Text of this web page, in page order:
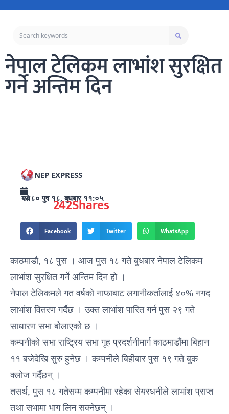
नेपाल टेलिकम लाभांश सुरक्षित
गर्ने अन्तिम दिन
NEP EXPRESS
२०८० पुष १८, बुधबार ११:०५ गते Shares
242
Facebook Twitter WhatsApp
काठमाडौ, १८ पुस । आज पुस १८ गते बुधबार नेपाल टेलिकम
लाभांश सुरक्षित गर्ने अन्तिम दिन हो ।
नेपाल टेलिकमले गत वर्षको नाफाबाट लगानीकर्तालाई ४०% नगद
लाभांश वितरण गर्दैछ । उक्त लाभांश पारित गर्न पुस २९ गते
साधारण सभा बोलाएको छ ।
कम्पनीको सभा राष्ट्रिय सभा गृह प्रदर्शनीमार्ग काठमाडौंमा बिहान
११ बजेदेखि सुरु हुनेछ । कम्पनीले बिहीबार पुस १९ गते बुक
क्लोज गर्दैछन् ।
तसर्थ, पुस १८ गतेसम्म कम्पनीमा रहेका सेयरधनीले लाभांश प्राप्त
तथा सभामा भाग लिन सक्नेछन् ।